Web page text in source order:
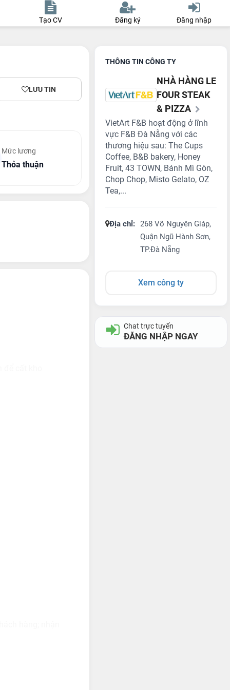
Tạo CV Đăng ký Đăng nhập
LƯU TIN
Mức lương
Thỏa thuận
THÔNG TIN CÔNG TY
NHÀ HÀNG LE
FOUR STEAK
& PIZZA
VietArt F&B hoạt động ở lĩnh
vực F&B Đà Nẵng với các
thương hiệu sau: The Cups
Coffee, B&B bakery, Honey
Fruit, 43 TOWN, Bánh Mì Gòn,
Chop Chop, Misto Gelato, OZ
Tea,...
Địa chỉ: 268 Võ Nguyên Giáp,
Quận Ngũ Hành Sơn,
TP.Đà Nẵng
Xem công ty
Chat trực tuyến
ĐĂNG NHẬP NGAY